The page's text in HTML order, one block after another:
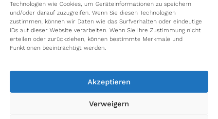
Technologien wie Cookies, um Geräteinformationen zu speichern
und/oder darauf zuzugreifen. Wenn Sie diesen Technologien
zustimmen, können wir Daten wie das Surfverhalten oder eindeutige
IDs auf dieser Website verarbeiten. Wenn Sie Ihre Zustimmung nicht
erteilen oder zurückziehen, können bestimmte Merkmale und
Funktionen beeinträchtigt werden.
Akzeptieren
Verweigern
ÜBER
terahertz.NRW
Netzwerkpartner
FORSCHUNG
Kommunikation
& Lokalisierung
Materialcharakterisierung
Umweltmonitoring
KARRIERE
Karriere
International
Graduate
Women
in Thz
KOMMUNIKATION
Wissenschaftliche
Publikationen
Abschlussarbeiten